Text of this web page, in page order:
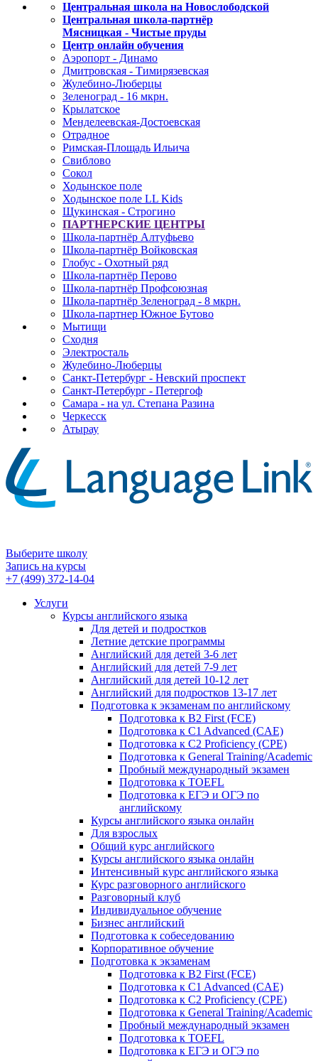
Центральная школа на Новослободской
Центральная школа-партнёр
Мясницкая - Чистые пруды
Центр онлайн обучения
Аэропорт - Динамо
Дмитровская - Тимирязевская
Жулебино-Люберцы
Зеленоград - 16 мкрн.
Крылатское
Менделеевская-Достоевская
Отрадное
Римская-Площадь Ильича
Свиблово
Сокол
Ходынское поле
Ходынское поле LL Kids
Щукинская - Строгино
ПАРТНЕРСКИЕ ЦЕНТРЫ
Школа-партнёр Алтуфьево
Школа-партнёр Войковская
Глобус - Охотный ряд
Школа-партнёр Перово
Школа-партнёр Профсоюзная
Школа-партнёр Зеленоград - 8 мкрн.
Школа-партнер Южное Бутово
Мытищи
Сходня
Электросталь
Жулебино-Люберцы
Санкт-Петербург - Невский проспект
Санкт-Петербург - Петергоф
Самара - на ул. Степана Разина
Черкесск
Атырау
Выберите школу
Запись на курсы
+7 (499) 372-14-04
Услуги
Курсы английского языка
Для детей и подростков
Летние детские программы
Английский для детей 3-6 лет
Английский для детей 7-9 лет
Английский для детей 10-12 лет
Английский для подростков 13-17 лет
Подготовка к экзаменам по английскому
Подготовка к B2 First (FCE)
Подготовка к C1 Advanced (CAE)
Подготовка к C2 Proficiency (CPE)
Подготовка к General Training/Academic
Пробный международный экзамен
Подготовка к TOEFL
Подготовка к ЕГЭ и ОГЭ по
английскому
Курсы английского языка онлайн
Для взрослых
Общий курс английского
Курсы английского языка онлайн
Интенсивный курс английского языка
Курс разговорного английского
Разговорный клуб
Индивидуальное обучение
Бизнес английский
Подготовка к собеседованию
Корпоративное обучение
Подготовка к экзаменам
Подготовка к B2 First (FCE)
Подготовка к C1 Advanced (CAE)
Подготовка к C2 Proficiency (CPE)
Подготовка к General Training/Academic
Пробный международный экзамен
Подготовка к TOEFL
Подготовка к ЕГЭ и ОГЭ по